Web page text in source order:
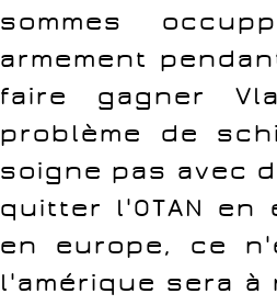
sommes
armement
faire gagner
problème de
soigne pas avec
quitter l'OTAN en
en europe, ce
l'amérique sera à